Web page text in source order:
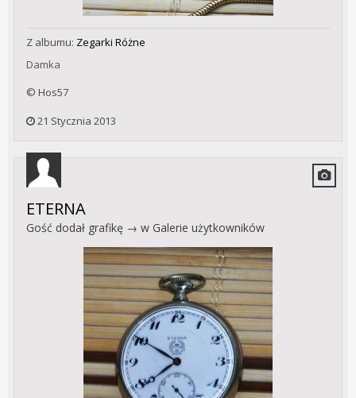
Z albumu: Zegarki Różne
Damka
© Hos57
21 Stycznia 2013
ETERNA
Gość dodał grafikę → w Galerie użytkowników